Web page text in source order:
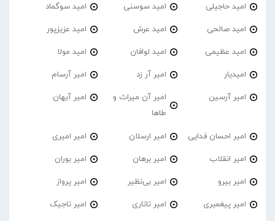
امید حاجیلی امید سوسنی امید سوگماد
امید صالحی امید عرش امید عزیزپور
امید عظیمی امید لوافان امید مولا
امیدیار امیر آر زد امیر آرسام
امیر آرسین
امیر آن میراث و
طاها
امیر آیهان
امیر احسان فدایی امیر ارسلان امیر امیری
امیر انقلاب امیر برهان امیر‌ بوران
امیر بیرو امیر بی‌نظیر امیر پرواز
امیر پیغمبری امیر تاتاری امیر تاجیک